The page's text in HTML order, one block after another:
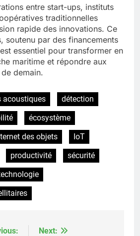
entre start-ups, instituts
traditionnelles
rapide des innovations. Ce
soutenu par des financements
essentiel pour transformer en
maritime et répondre aux
demain.
acoustiques
détection
écosystème
des objets
IoT
productivité
sécurité
Next: